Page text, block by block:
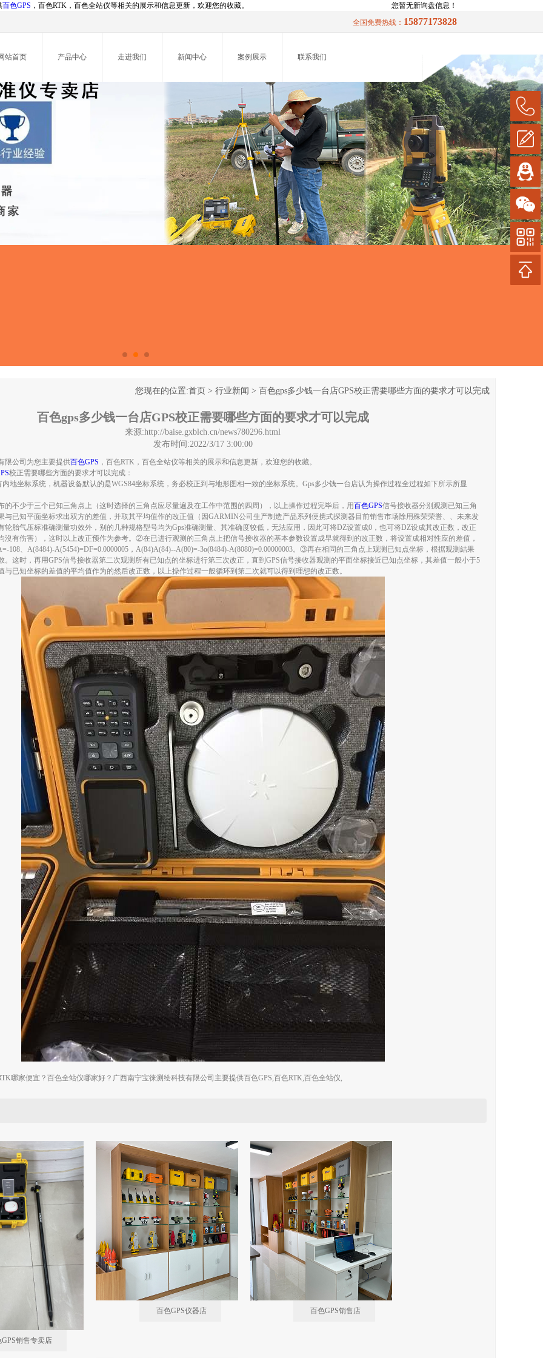
百色GPS ，百色RTK，百色全站仪等相关的展示和信息更新，欢迎您的收藏。
您暂无新询盘信息！
全国免费热线： 15877173828
站首页 产品中心 走进我们 新闻中心 案例展示 联系我们
您现在的位置:首页 > 行业新闻 > 百色gps多少钱一台店GPS校正需要哪些方面的要求才可以完成
百色gps多少钱一台店GPS校正需要哪些方面的要求才可以完成
来源:http://baise.gxblch.cn/news780296.html
发布时间:2022/3/17 3:00:00
限公司为您主要提供百色GPS ，百色RTK，百色全站仪等相关的展示和信息更新，欢迎您的收藏。
校正需要哪些方面的要求才可以完成：
地坐标系统，机器设备默认的是WGS84坐标系统，务必校正到与地形图相一致的坐标系统。gps多少钱一台店认为操作过程全过程如下所示所显
的不少于三个已知三角点上（这时选择的三角点应尽量遍及在工作中范围的四周），以上操作过程完毕后，用百色GPS信号接收器分别观测已知三角
与已知平面坐标求出双方的差值，并取其平均值作的改正值（因GARMIN公司生产制造产品系列便携式探测器目前销售市场除用殊荣荣誉、、未来发
轮胎气压标准确测量功效外，别的几种规格型号均为gps准确测量、其准确度较低，无法应用，因此可将DZ设置成0，也可将DZ设成其改正数，改正
沒有伤害），这时以上改正预作为参考。②在已进行观测的三角点上把信号接收器的基本参数设置成早就得到的改正数，将设置成相对性应的差值，
108、α(8484)-Α(5454)=DF=0.0000005，a(84)a(84)--a(80)=-3α(8484)-Α(8080)=0.00000003。③再在相同的三角点上观测已知点坐标，根据观测結果
。这时，再用GPS信号接收器第二次观测所有已知点的坐标进行第三次改正，直到GPS信号接收器观测的平面坐标接近已知点坐标，其差值一般小于5
与已知坐标的差值的平均值作为的然后改正数，以上操作过程一般循环到第二次就可以得到理想的改正数。
哪家便宜？百色全站仪哪家好？广西南宁宝徕测绘科技有限公司主要提供百色GPS,百色RTK,百色全站仪,
GPS销售专卖店
百色GPS仪器店 百色GPS销售店